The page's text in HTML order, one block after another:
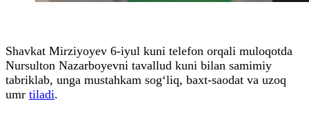
Shavkat Mirziyoyev 6-iyul kuni telefon orqali muloqotda
Nursulton Nazarboyevni tavallud kuni bilan samimiy
tabriklab, unga mustahkam sog‘liq, baxt-saodat va uzoq
umr tiladi.